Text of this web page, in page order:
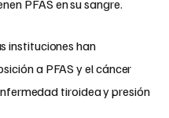
PFAS en su sangre.
instituciones han
a PFAS y el cáncer
tiroidea y presión